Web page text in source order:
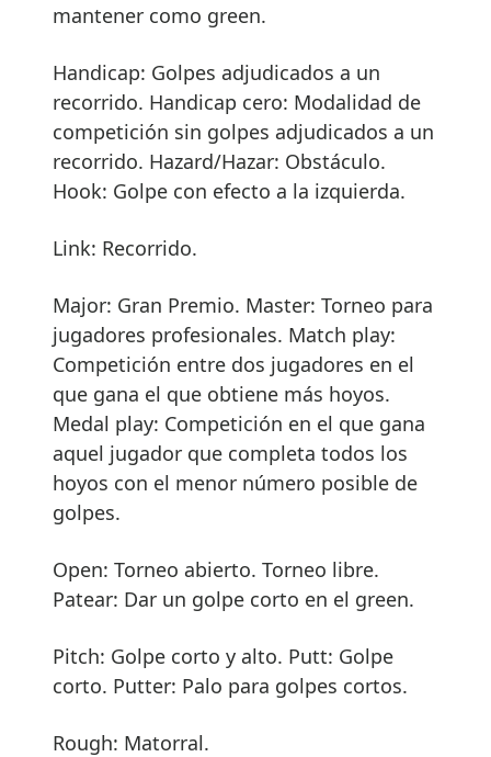
mantener como green.
Handicap: Golpes adjudicados a un
recorrido. Handicap cero: Modalidad de
competición sin golpes adjudicados a un
recorrido. Hazard/Hazar: Obstáculo.
Hook: Golpe con efecto a la izquierda.
Link: Recorrido.
Major: Gran Premio. Master: Torneo para
jugadores profesionales. Match play:
Competición entre dos jugadores en el
que gana el que obtiene más hoyos.
Medal play: Competición en el que gana
aquel jugador que completa todos los
hoyos con el menor número posible de
golpes.
Open: Torneo abierto. Torneo libre.
Patear: Dar un golpe corto en el green.
Pitch: Golpe corto y alto. Putt: Golpe
corto. Putter: Palo para golpes cortos.
Rough: Matorral.